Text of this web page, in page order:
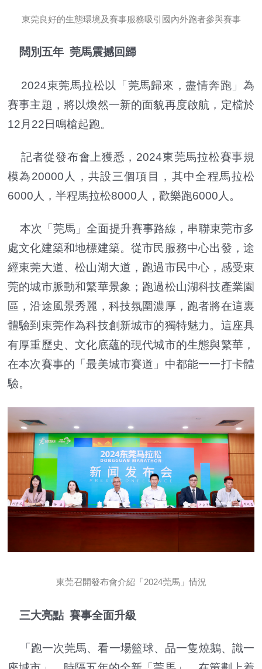
東莞良好的生態環境及賽事服務吸引國內外跑者參與賽事
闊別五年 莞馬震撼回歸
2024東莞馬拉松以「莞馬歸來，盡情奔跑」為
賽事主題，將以煥然一新的面貌再度啟航，定檔於
12月22日鳴槍起跑。
記者從發布會上獲悉，2024東莞馬拉松賽事規
模為20000人，共設三個項目，其中全程馬拉松
6000人，半程馬拉松8000人，歡樂跑6000人。
本次「莞馬」全面提升賽事路線，串聯東莞市多
處文化建築和地標建築。從市民服務中心出發，途
經東莞大道、松山湖大道，跑過市民中心，感受東
莞的城市脈動和繁華景象；跑過松山湖科技產業園
區，沿途風景秀麗，科技氛圍濃厚，跑者將在這裏
體驗到東莞作為科技創新城市的獨特魅力。這座具
有厚重歷史、文化底蘊的現代城市的生態與繁華，
在本次賽事的「最美城市賽道」中都能一一打卡體
驗。
東莞召開發布會介紹「2024莞馬」情況
三大亮點 賽事全面升級
「跑一次莞馬、看一場籃球、品一隻燒鵝、識一